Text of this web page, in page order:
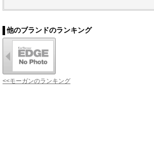
他のブランドのランキング
<<モーガンのランキング